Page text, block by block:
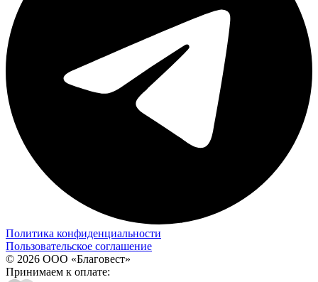
Политика конфиденциальности
Пользовательское соглашение
© 2026 ООО «Благовест»
Принимаем к оплате: